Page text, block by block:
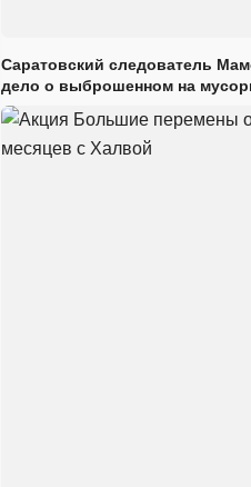
Саратовский следователь
дело о выброшенном на